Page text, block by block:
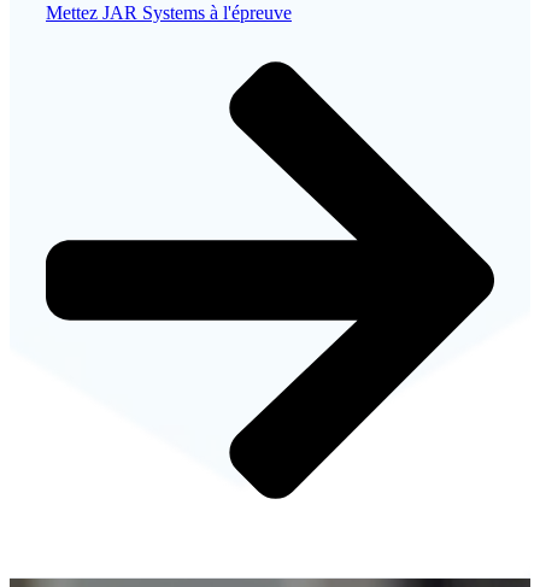
Mettez JAR Systems à l'épreuve